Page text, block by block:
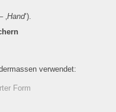
‚Hand‘).
verwendet:
Form